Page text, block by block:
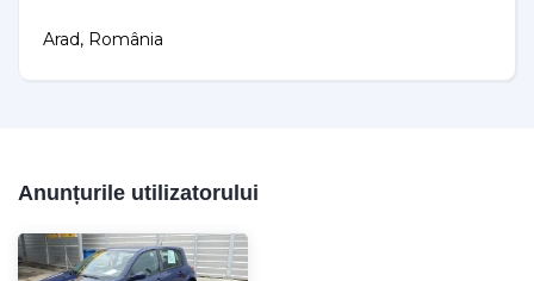
Arad, România
Anunțurile utilizatorului